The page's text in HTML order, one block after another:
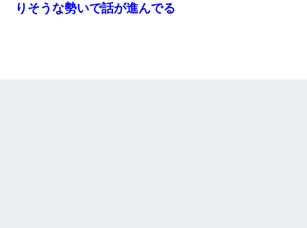
りそうな勢いで話が進んでる